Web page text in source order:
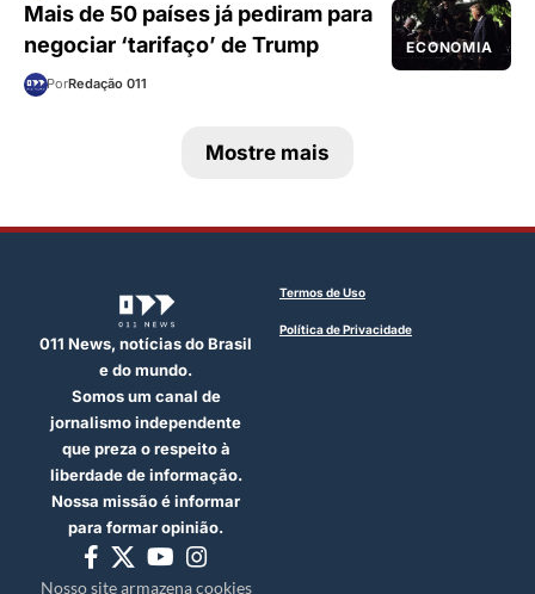
ECONOMIA
Mais de 50 países já pediram para
negociar ‘tarifaço’ de Trump
PorRedação 011
Mostre mais
011 News, notícias do Brasil
e do mundo.
Somos um canal de
jornalismo independente
que preza o respeito à
liberdade de informação.
Nossa missão é informar
para formar opinião.
Nosso site armazena cookies
Termos de Uso
Política de Privacidade